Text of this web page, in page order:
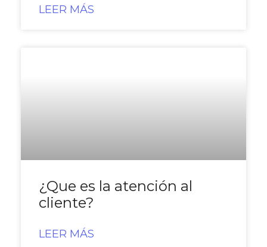
LEER MÁS
¿Que es la atención al
cliente?
LEER MÁS